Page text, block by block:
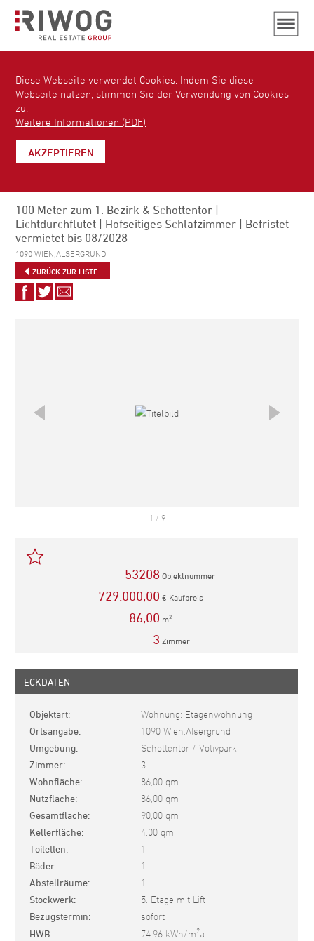
Diese Webseite verwendet Cookies. Indem Sie diese
Webseite nutzen, stimmen Sie der Verwendung von Cookies
zu.
Weitere Informationen (PDF)
AKZEPTIEREN
100 Meter zum 1. Bezirk & Schottentor |
Lichtdurchflutet | Hofseitiges Schlafzimmer | Befristet
vermietet bis 08/2028
1090 WIEN,ALSERGRUND
ZURÜCK ZUR LISTE
Auf
Facebook
Auf
Twitter
Via
E-
1 / 9
53208 Objektnummer
729.000,00 € Kaufpreis
86,00 m2
3 Zimmer
ECKDATEN
Objektart Wohnung: Etagenwohnung
Ortsangabe 1090 Wien,Alsergrund
Umgebung Schottentor / Votivpark
Zimmer 3
Wohnfläche 86,00 qm
Nutzfläche 86,00 qm
Gesamtfläche 90,00 qm
Kellerfläche 4,00 qm
Toiletten 1
Bäder 1
Abstellräume 1
Stockwerk 5. Etage mit Lift
Bezugstermin sofort
HWB 74.96 kWh/m2a